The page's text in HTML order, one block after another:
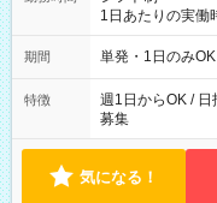
1日あたりの実働
勤務 勤務：月・水・金
可能です！ ※1日あたりの最大実働時間は日勤、夜勤共に勤務し
期間 単発・1日のみOK
特徴
週1日からOK /
募集
気になる！